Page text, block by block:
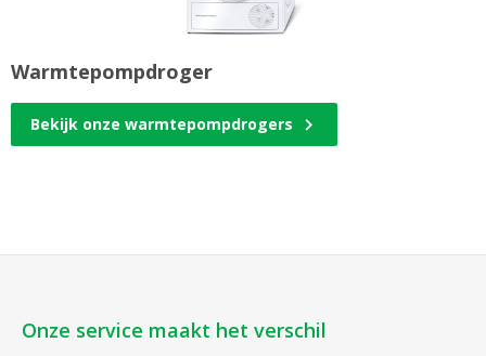
Warmtepompdroger
Bekijk onze warmtepompdrogers
Onze service maakt het verschil